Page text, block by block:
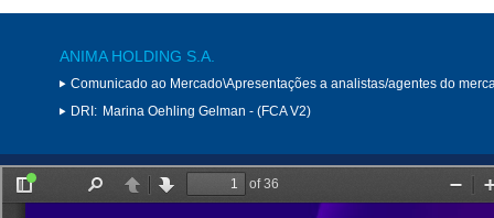
ANIMA HOLDING S.A.
Comunicado ao Mercado\Apresentações a analistas/agentes do
DRI: Marina Oehling Gelman - (FCA V2)